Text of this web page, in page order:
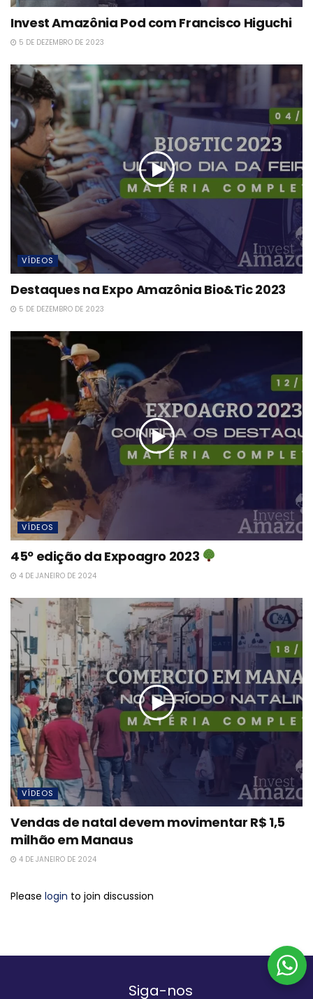
Invest Amazônia Pod com Francisco Higuchi
5 DE DEZEMBRO DE 2023
VÍDEOS
Destaques na Expo Amazônia Bio&Tic 2023
5 DE DEZEMBRO DE 2023
VÍDEOS
45º edição da Expoagro 2023
4 DE JANEIRO DE 2024
VÍDEOS
Vendas de natal devem movimentar R$ 1,5
milhão em Manaus
4 DE JANEIRO DE 2024
Please login to join discussion
Siga-nos